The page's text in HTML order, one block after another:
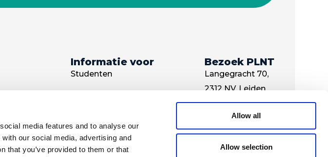
media features and to analyse our
our social media, advertising and
that you’ve provided to them or that
Allow all
Allow selection
Informatie voor
Studenten
Mentors
Bezoek PLNT
Langegracht 70,
2312 NV, Leiden
Contact
frontoffice@plnt.nl
+31 71 527 24 67
Route